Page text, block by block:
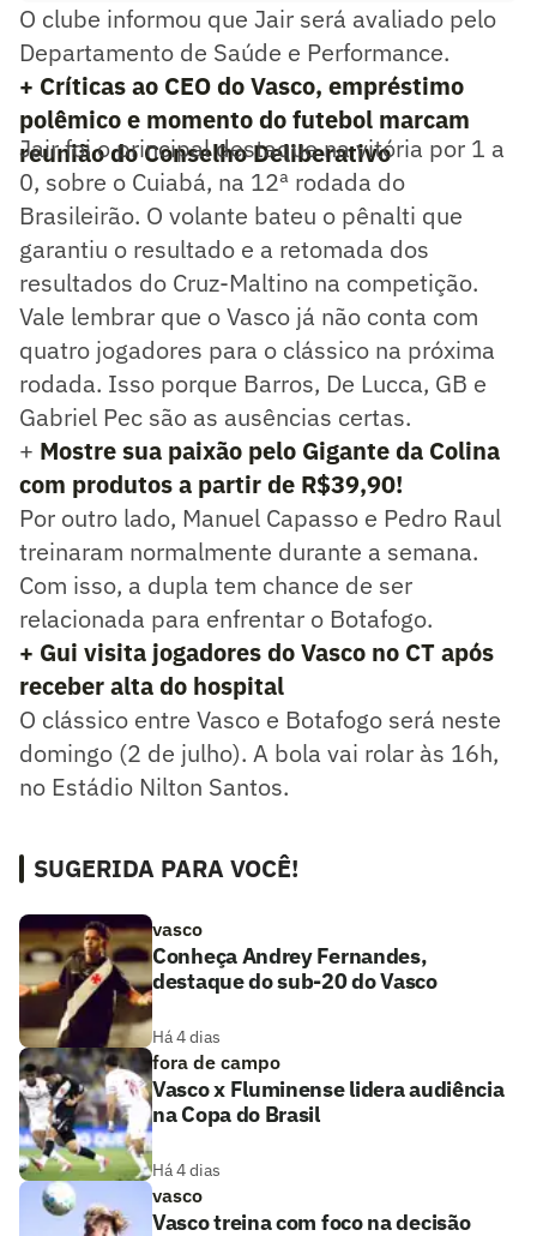
O clube informou que Jair será avaliado pelo
Departamento de Saúde e Performance.
+ Críticas ao CEO do Vasco, empréstimo
polêmico e momento do futebol marcam
reunião do Conselho Deliberativo
Jair foi o principal destaque na vitória por 1 a
0, sobre o Cuiabá, na 12ª rodada do
Brasileirão. O volante bateu o pênalti que
garantiu o resultado e a retomada dos
resultados do Cruz-Maltino na competição.
Vale lembrar que o Vasco já não conta com
quatro jogadores para o clássico na próxima
rodada. Isso porque Barros, De Lucca, GB e
Gabriel Pec são as ausências certas.
+ Mostre sua paixão pelo Gigante da Colina
com produtos a partir de R$39,90!
Por outro lado, Manuel Capasso e Pedro Raul
treinaram normalmente durante a semana.
Com isso, a dupla tem chance de ser
relacionada para enfrentar o Botafogo.
+ Gui visita jogadores do Vasco no CT após
receber alta do hospital
O clássico entre Vasco e Botafogo será neste
domingo (2 de julho). A bola vai rolar às 16h,
no Estádio Nilton Santos.
SUGERIDA PARA VOCÊ!
vasco
Conheça Andrey Fernandes,
destaque do sub-20 do Vasco
Há 4 dias
fora de campo
Vasco x Fluminense lidera audiência
na Copa do Brasil
Há 4 dias
vasco
Vasco treina com foco na decisão